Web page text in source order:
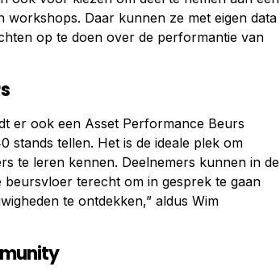
workshops. Daar kunnen ze met eigen data
op te doen over de performantie van
er ook een Asset Performance Beurs
stands tellen. Het is de ideale plek om
te leren kennen. Deelnemers kunnen in de
terecht om in gesprek te gaan
te ontdekken,” aldus Wim